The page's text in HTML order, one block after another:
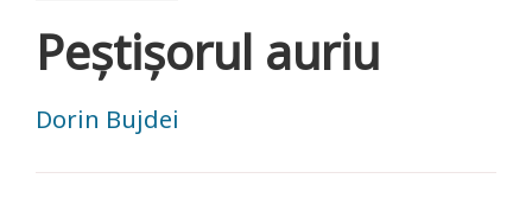
Peștișorul auriu
Dorin Bujdei